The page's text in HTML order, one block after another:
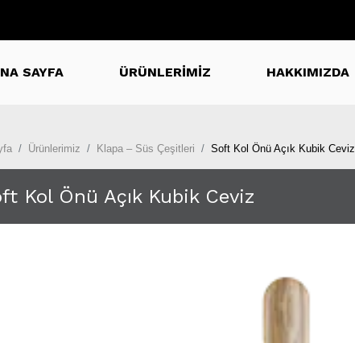
SAYFA ÜRÜNLERİMİZ HAKKIMIZDA
Ürünlerimiz Klapa – Süs Çeşitleri Soft Kol Önü Açık Kubik Ceviz
Kol Önü Açık Kubik Ceviz